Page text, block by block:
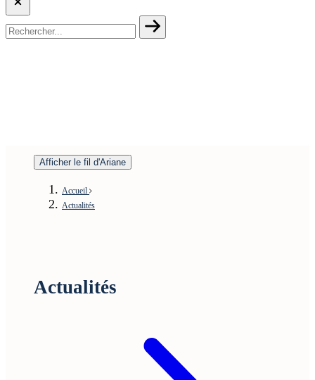
Afficher le fil d'Ariane
Accueil
Actualités
Actualités